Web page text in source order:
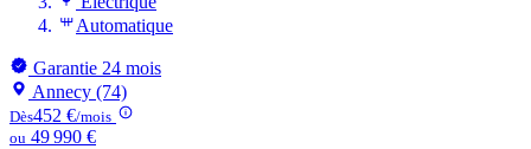
Automatique
Garantie 24 mois
Annecy (74)
Dès452 €/mois
ou 49 990 €